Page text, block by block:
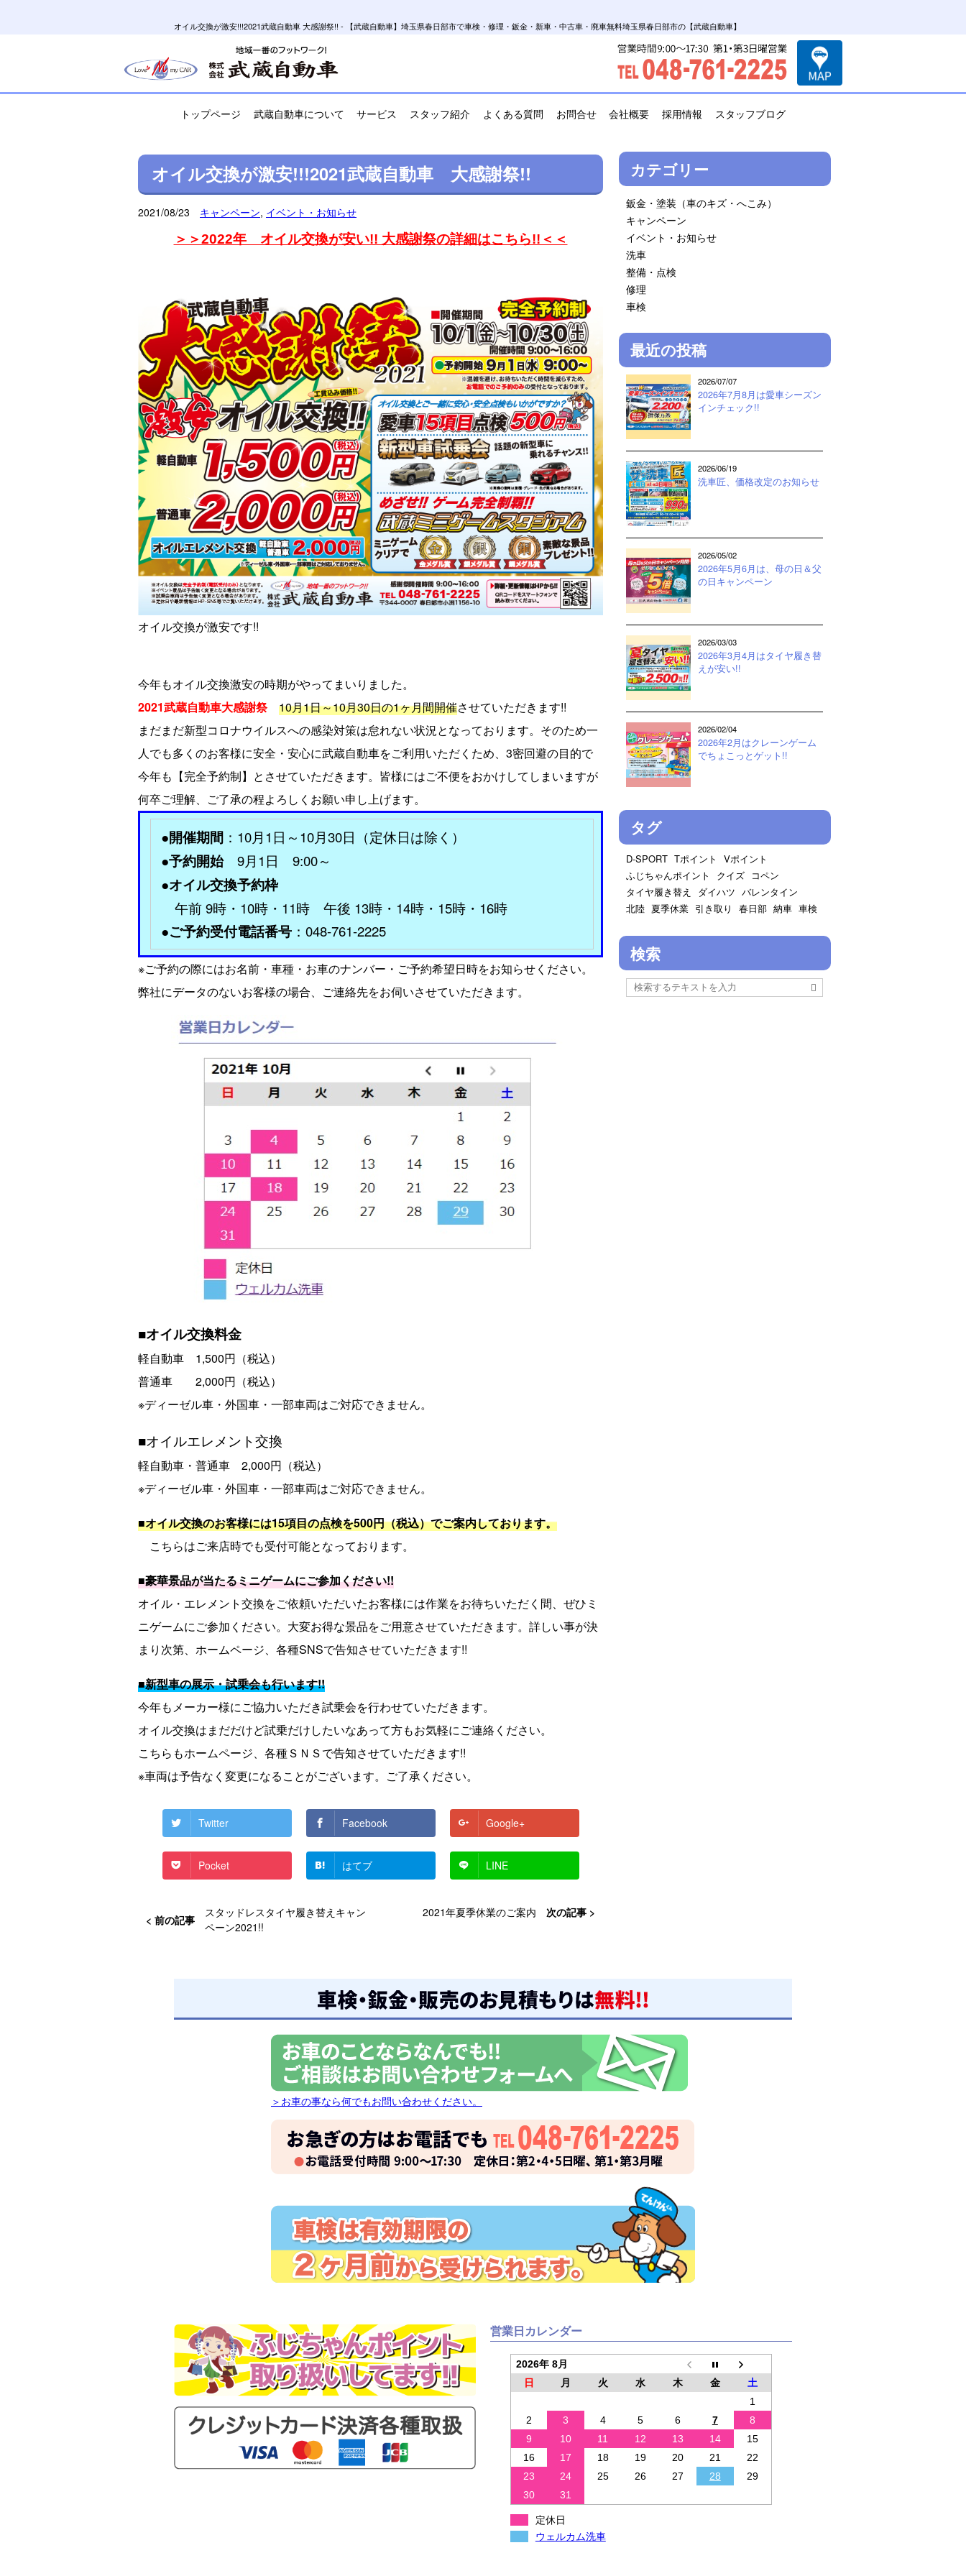
オイル交換が激安!!!2021武蔵自動車 大感謝祭!! - 【武蔵自動車】埼玉県春日部市で車検・修理・鈑金・新車・中古車・廃車無料埼玉県春日部市の【武蔵自動車】
トップページ 武蔵自動車について サービス スタッフ紹介 よくある質問 お問合せ 会社概要 採用情報 スタッフブログ
オイル交換が激安!!!2021武蔵自動車 大感謝祭!!
2021/08/23 キャンペーン, イベント・お知らせ
＞＞2022年 オイル交換が安い!! 大感謝祭の詳細はこちら!!＜＜
オイル交換が激安です!!
今年もオイル交換激安の時期がやってまいりました。
2021武蔵自動車大感謝祭
10月1日～10月30日の1ヶ月間開催させていただきます!!
まだまだ新型コロナウイルスへの感染対策は怠れない状況となっております。そのため一
人でも多くのお客様に安全・安心に武蔵自動車をご利用いただくため、3密回避の目的で
今年も【完全予約制】とさせていただきます。皆様にはご不便をおかけしてしまいますが
何卒ご理解、ご了承の程よろしくお願い申し上げます。
●開催期間 ：10月1日～10月30日（定休日は除く）
●予約開始9月1日 9:00～
●オイル交換予約枠
午前 9時・10時・11時 午後 13時・14時・15時・16時
●ご予約受付電話番号 ：048-761-2225
※ご予約の際にはお名前・車種・お車のナンバー・ご予約希望日時をお知らせください。
弊社にデータのないお客様の場合、ご連絡先をお伺いさせていただきます。
■オイル交換料金
軽自動車 1,500円（税込）
普通車 2,000円（税込）
※ディーゼル車・外国車・一部車両はご対応できません。
■オイルエレメント交換
軽自動車・普通車 2,000円（税込）
※ディーゼル車・外国車・一部車両はご対応できません。
■オイル交換のお客様には15項目の点検を500円（税込）でご案内しております。
こちらはご来店時でも受付可能となっております。
■豪華景品が当たるミニゲームにご参加ください!!
オイル・エレメント交換をご依頼いただいたお客様には作業をお待ちいただく間、ぜひミ
ニゲームにご参加ください。大変お得な景品をご用意させていただきます。詳しい事が決
まり次第、ホームページ、各種SNSで告知させていただきます!!
■新型車の展示・試乗会も行います!!
今年もメーカー様にご協力いただき試乗会を行わせていただきます。
オイル交換はまだだけど試乗だけしたいなあって方もお気軽にご連絡ください。
こちらもホームページ、各種ＳＮＳで告知させていただきます!!
※車両は予告なく変更になることがございます。ご了承ください。
Twitter Facebook Google+
Pocket はてブ LINE
スタッドレスタイヤ履き替えキャン
ペーン2021!!
2021年夏季休業のご案内
カテゴリー
鈑金・塗装（車のキズ・へこみ）
キャンペーン
イベント・お知らせ
洗車
整備・点検
修理
車検
最近の投稿
2026/07/07
2026年7月8月は愛車シーズン
インチェック!!
2026/06/19
洗車匠、価格改定のお知らせ
2026/05/02
2026年5月6月は、母の日＆父
の日キャンペーン
2026/03/03
2026年3月4月はタイヤ履き替
えが安い!!
2026/02/04
2026年2月はクレーンゲーム
でちょこっとゲット!!
タグ
D-SPORT Tポイント
Vポイント
ふじちゃんポイント
クイズ コペン
タイヤ履き替え
ダイハツ バレンタイン
北陸 夏季休業 引き取り 春日部 納車 車検
検索
＞お車の事なら何でもお問い合わせください。
営業日カレンダー
2026年 8月
日
月 火 水 木 金
土
1
2
3 4 5 6 7
8
9
10 11 12 13 14
15
16
17 18 19 20 21
22
23
24 25 26 27 28
29
30
31
定休日
ウェルカム洗車